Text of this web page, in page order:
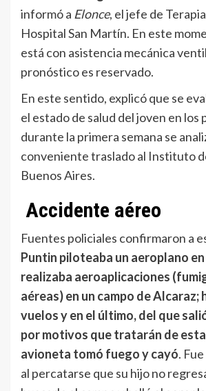
informó a Elonce, el jefe de
Hospital San Martín. En este
está con asistencia mecánica
pronóstico es reservado.
En este sentido, explicó que se
el estado de salud del joven en los
durante la primera semana se
conveniente traslado al Instituto
Buenos Aires.
Accidente aéreo
Fuentes policiales confirmaron a
Puntin piloteaba un aeroplano
realizaba aeroaplicaciones
aéreas) en un campo de Alcaraz;
vuelos y en el último, del que
por motivos que tratarán de
avioneta tomó fuego y cayó.
al percatarse que su hijo no